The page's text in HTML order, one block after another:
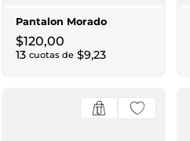
Pantalon Morado
$120,00
13 cuotas de $9,23